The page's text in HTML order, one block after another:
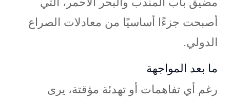
أصبحت جزءًا أساسيًا من معادلات الصراع
الدولي.
ما بعد المواجهة
رغم أي تفاهمات أو تهدئة مؤقتة، يرى